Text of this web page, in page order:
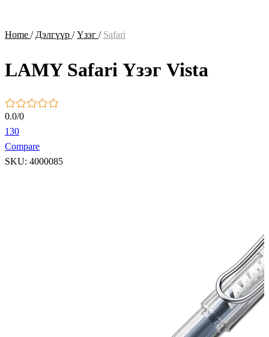
Home / Дэлгүүр / Үзэг / Safari
LAMY Safari Үзэг Vista
0.0/0
130
Compare
SKU: 4000085